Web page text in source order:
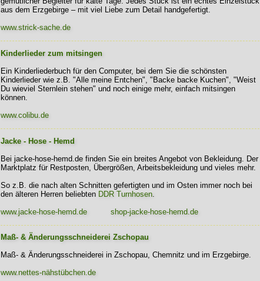
aus dem Erzgebirge – mit viel Liebe zum Detail handgefertigt.
www.strick-sache.de
Kinderlieder zum mitsingen
Ein Kinderliederbuch für den Computer, bei dem Sie die schönsten
Kinderlieder wie z.B. "Alle meine Entchen", "Backe backe Kuchen", "Weist
Du wieviel Sternlein stehen" und noch einige mehr, einfach mitsingen
können.
www.colibu.de
Jacke - Hose - Hemd
Bei jacke-hose-hemd.de finden Sie ein breites Angebot von Bekleidung. Der
Marktplatz für Restposten, Übergrößen, Arbeitsbekleidung und vieles mehr.
So z.B. die nach alten Schnitten gefertigten und im Osten immer noch bei
den älteren Herren beliebten DDR Turnhosen
www.jacke-hose-hemd.de
shop-jacke-hose-hemd.de
Maß- & Änderungsschneiderei Zschopau
Maß- & Änderungsschneiderei in Zschopau, Chemnitz und im Erzgebirge.
www.nettes-nähstübchen.de